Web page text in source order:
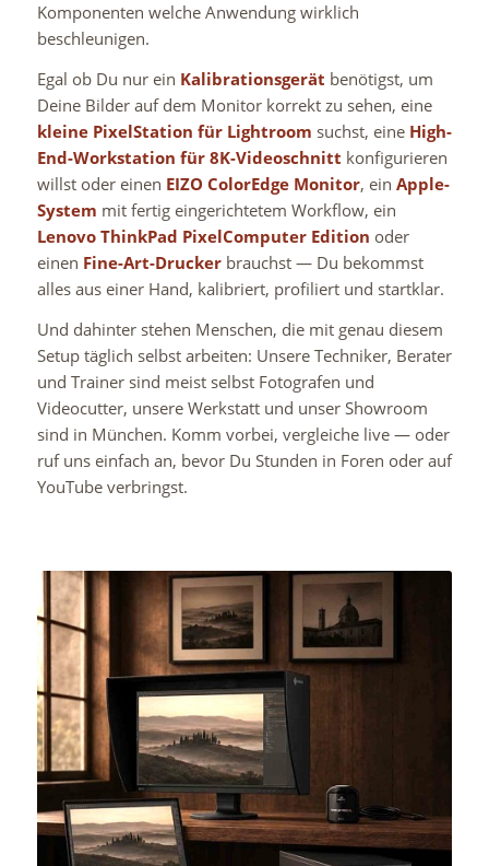
Komponenten welche Anwendung wirklich
beschleunigen.
Egal ob Du nur ein Kalibrationsgerät benötigst, um
Deine Bilder auf dem Monitor korrekt zu sehen, eine
kleine PixelStation für Lightroom suchst, eine High-
End-Workstation für 8K-Videoschnitt konfigurieren
willst oder einen EIZO ColorEdge Monitor, ein Apple-
System mit fertig eingerichtetem Workflow, ein
Lenovo ThinkPad PixelComputer Edition oder
einen Fine-Art-Druckerbrauchst — Du bekommst
alles aus einer Hand, kalibriert, profiliert und startklar.
Und dahinter stehen Menschen, die mit genau diesem
Setup täglich selbst arbeiten: Unsere Techniker, Berater
und Trainer sind meist selbst Fotografen und
Videocutter, unsere Werkstatt und unser Showroom
sind in München. Komm vorbei, vergleiche live — oder
ruf uns einfach an, bevor Du Stunden in Foren oder auf
YouTube verbringst.